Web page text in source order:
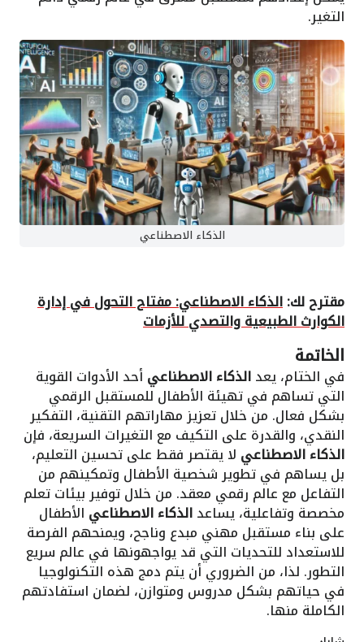
التغير.
الذكاء الاصطناعي
مقترح لك:الذكاء الاصطناعي: مفتاح التحول في إدارة
الكوارث الطبيعية والتصدي للأزمات
الخاتمة
في الختام، يعدالذكاء الاصطناعي أحد الأدوات القوية
التي تساهم في تهيئة الأطفال للمستقبل الرقمي
بشكل فعال. من خلال تعزيز مهاراتهم التقنية، التفكير
النقدي، والقدرة على التكيف مع التغيرات السريعة، فإن
الذكاء الاصطناعي لا يقتصر فقط على تحسين التعليم،
بل يساهم في تطوير شخصية الأطفال وتمكينهم من
التفاعل مع عالم رقمي معقد. من خلال توفير بيئات تعلم
مخصصة وتفاعلية، يساعدالذكاء الاصطناعي الأطفال
على بناء مستقبل مهني مبدع وناجح، ويمنحهم الفرصة
للاستعداد للتحديات التي قد يواجهونها في عالم سريع
التطور. لذا، من الضروري أن يتم دمج هذه التكنولوجيا
في حياتهم بشكل مدروس ومتوازن، لضمان استفادتهم
الكاملة منها.